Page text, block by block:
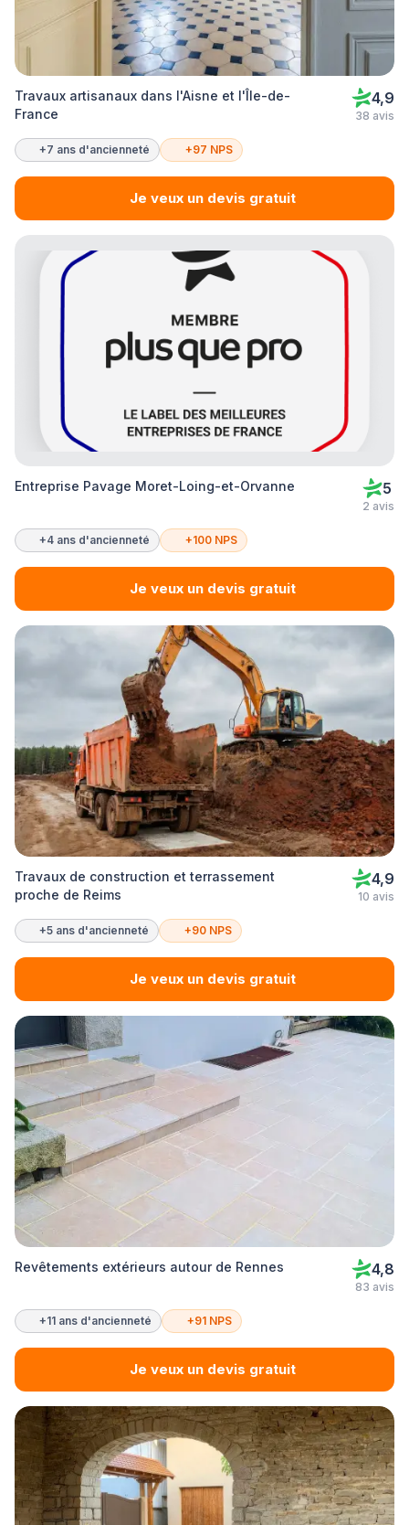
Travaux artisanaux dans l'Aisne et l'Île-de-
France
4,9
38 avis
+7 ans d'ancienneté +97 NPS
Je veux un devis gratuit
Entreprise Pavage Moret-Loing-et-Orvanne 5
2 avis
+4 ans d'ancienneté +100 NPS
Je veux un devis gratuit
Travaux de construction et terrassement
proche de Reims
4,9
10 avis
+5 ans d'ancienneté +90 NPS
Je veux un devis gratuit
Revêtements extérieurs autour de Rennes 4,8
83 avis
+11 ans d'ancienneté +91 NPS
Je veux un devis gratuit